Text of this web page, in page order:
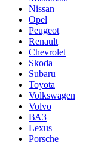
Nissan
Opel
Peugeot
Renault
Chevrolet
Skoda
Subaru
Toyota
Volkswagen
Volvo
ВАЗ
Lexus
Porsche